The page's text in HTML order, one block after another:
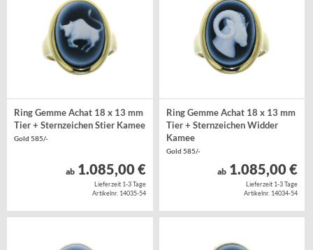
Ring Gemme Achat 18 x 13 mm
Tier + Sternzeichen Stier Kamee
Gold 585/-
ab1.085,00 €
Lieferzeit 1-3 Tage
Artikelnr. 14035-54
Ring Gemme Achat 18 x 13 mm
Tier + Sternzeichen Widder
Kamee
Gold 585/-
ab 1.085,00 €
Lieferzeit 1-3 Tage
Artikelnr. 14034-54